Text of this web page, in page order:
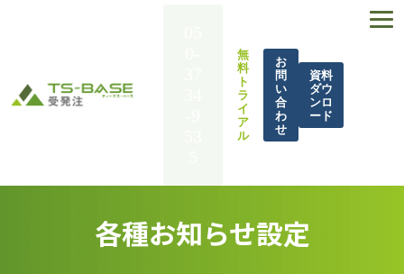
無
料
ト
ラ
イ
ア
ル
お
問
い
合
わ
せ
資料
ダウ
ンロ
ード
機能一覧
各種お知らせ設定